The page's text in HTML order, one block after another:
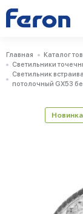
Главная Каталог
Светильники
Светильник
потолочный GX53
Новинка